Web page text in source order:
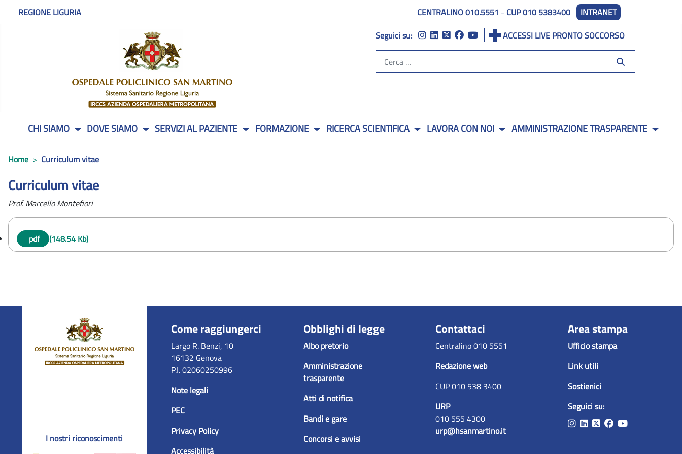
REGIONE LIGURIA CENTRALINO 010.5551 - CUP 010 5383400
INTRANET
Seguici su:
ACCESSI LIVE PRONTO SOCCORSO
CHI SIAMO DOVE SIAMO SERVIZI AL PAZIENTE FORMAZIONE RICERCA SCIENTIFICA LAVORA CON NOI AMMINISTRAZIONE TRASPARENTE
Home Curriculum vitae
Curriculum vitae
Prof. Marcello Montefiori
pdf (148.54 Kb)
I nostri riconoscimenti
Come raggiungerci
Largo R. Benzi, 10
16132 Genova
P.I. 02060250996
Note legali
PEC
Privacy Policy
Accessibilità
Obblighi di legge
Albo pretorio
Amministrazione
trasparente
Atti di notifica
Bandi e gare
Concorsi e avvisi
Contattaci
Centralino 010 5551
Redazione web
CUP 010 538 3400
URP
010 555 4300
urp@hsanmartino.it
Area stampa
Ufficio stampa
Link utili
Sostienici
Seguici su: